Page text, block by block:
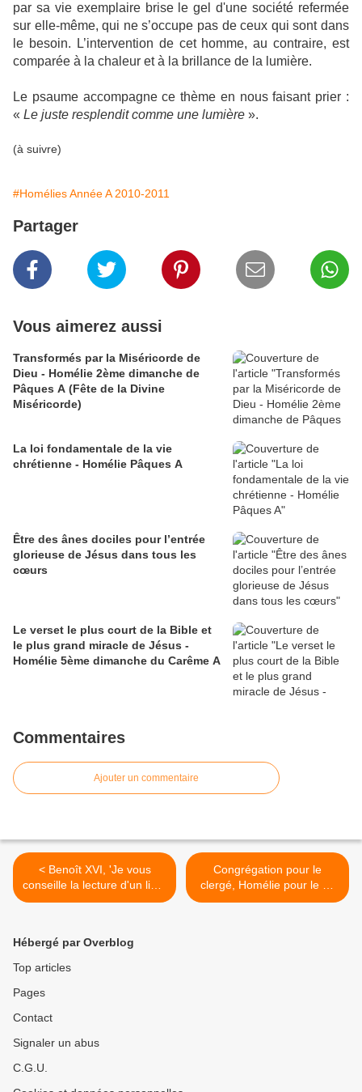
par sa vie exemplaire brise le gel d'une société refermée
sur elle-même, qui ne s’occupe pas de ceux qui sont dans
le besoin. L’intervention de cet homme, au contraire, est
comparée à la chaleur et à la brillance de la lumière.
Le psaume accompagne ce thème en nous faisant prier :
« Le juste resplendit comme une lumière ».
(à suivre)
#Homélies Année A 2010-2011
Partager
Vous aimerez aussi
Transformés par la Miséricorde de
Dieu - Homélie 2ème dimanche de
Pâques A (Fête de la Divine
Miséricorde)
La loi fondamentale de la vie
chrétienne - Homélie Pâques A
Être des ânes dociles pour l’entrée
glorieuse de Jésus dans tous les
cœurs
Le verset le plus court de la Bible et
le plus grand miracle de Jésus -
Homélie 5ème dimanche du Carême A
Commentaires
Ajouter un commentaire
< Benoît XVI, 'Je vous
conseille la lecture d'un livre
extraordinaire' - Youcat
Congrégation pour le
clergé, Homélie pour le 5e
dimanche du Temps
Hébergé par Overblog
Top articles
Pages
Contact
Signaler un abus
C.G.U.